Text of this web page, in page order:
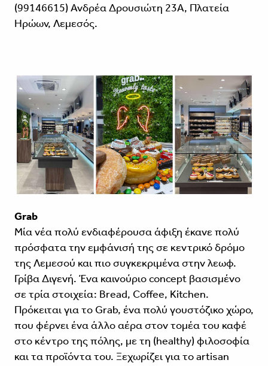
(99146615) Ανδρέα Δρουσιώτη 23Α, Πλατεία
Ηρώων, Λεμεσός.
Grab
Μία νέα πολύ ενδιαφέρουσα άφιξη έκανε πολύ
πρόσφατα την εμφάνισή της σε κεντρικό δρόμο
της Λεμεσού και πιο συγκεκριμένα στην λεωφ.
Γρίβα Διγενή. Ένα καινούριο concept βασισμένο
σε τρία στοιχεία: Bread, Coffee, Kitchen.
Πρόκειται για το Grab, ένα πολύ γουστόζικο χώρο,
που φέρνει ένα άλλο αέρα στον τομέα του καφέ
στο κέντρο της πόλης, με τη (healthy) φιλοσοφία
και τα προϊόντα του. Ξεχωρίζει για τo artisan